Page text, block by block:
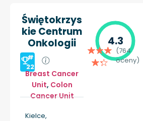
Świętokrzys
kie Centrum
Onkologii
#
22
Breast Cancer
Unit, Colon
Cancer Unit
Kielce,
4.3
(764
oceny)